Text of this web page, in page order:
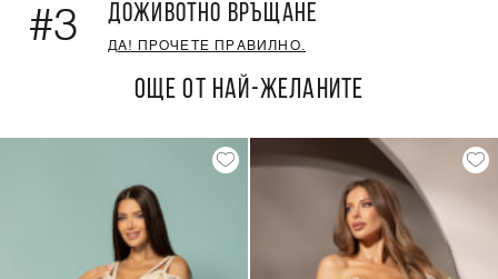
#3 ДОЖИВОТНО ВРЪЩАНЕ
ДА! ПРОЧЕТЕ ПРАВИЛНО.
ОЩЕ ОТ НАЙ-ЖЕЛАНИТЕ